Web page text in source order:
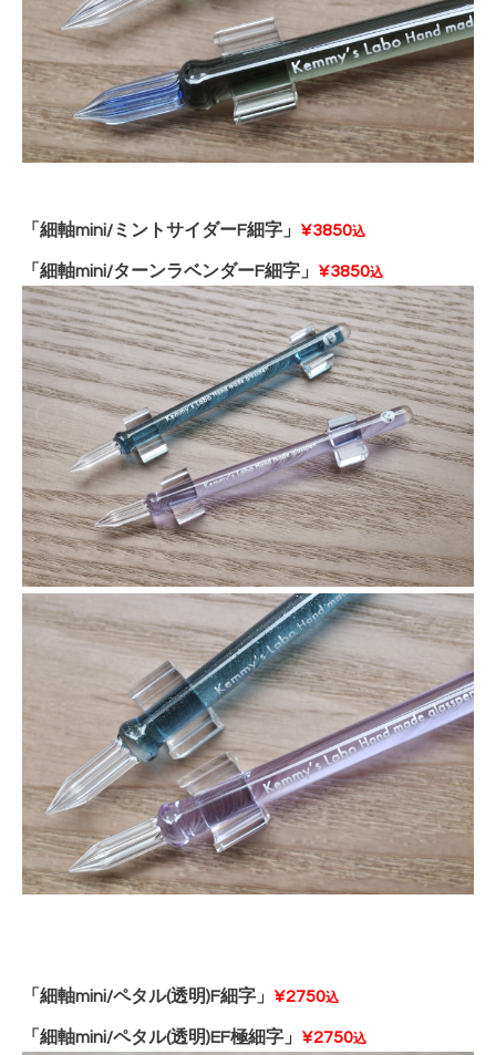
「細軸mini/ミントサイダーF細字」 ¥3850込
「細軸mini/ターンラベンダーF細字」 ¥3850込
「細軸mini/ペタル(透明)F細字」 ¥2750込
「細軸mini/ペタル(透明)EF極細字」 ¥2750込